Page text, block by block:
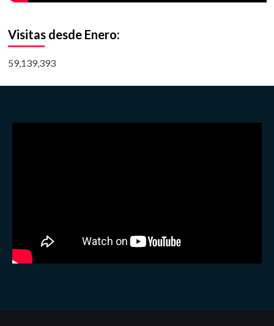
Visitas desde Enero:
59,139,393